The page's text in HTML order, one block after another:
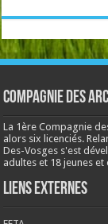
Compagnie des
La 1ère Compagnie
alors six licenciés.
Des-Vosges s'est
adultes et 18 jeunes et
Liens externes